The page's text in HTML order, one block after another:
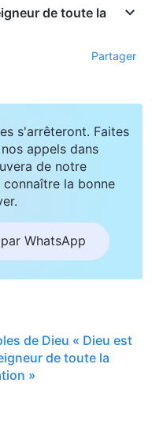
de toute la
Partager
s'arrêteront. Faites
appels dans
de notre
la bonne
WhatsApp
de Dieu « Dieu est
de toute la
»